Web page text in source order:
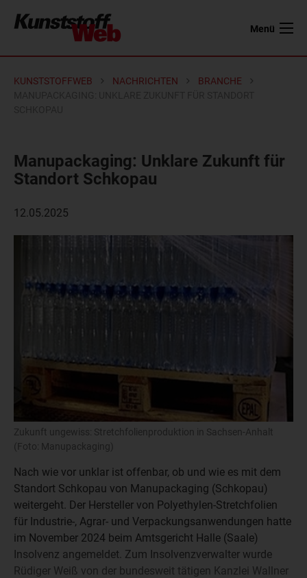
Menü
KUNSTSTOFFWEB NACHRICHTEN
BRANCHE
Manupackaging: Unklare Zukunft für
Standort Schkopau
12.05.2025
Zukunft ungewiss: Stretchfolienproduktion in Sachsen-Anhalt
(Foto: Manupackaging)
Nach wie vor unklar ist offenbar, ob und wie es mit dem
Standort Schkopau von Manupackaging (Schkopau)
weitergeht. Der Hersteller von Polyethylen-Stretchfolien
für Industrie-, Agrar- und Verpackungsanwendungen hatte
im November 2024 beim Amtsgericht Halle (Saale)
Insolvenz angemeldet. Zum Insolvenzverwalter wurde
Rüdiger Weiß von der bundesweit tätigen Kanzlei Wallner